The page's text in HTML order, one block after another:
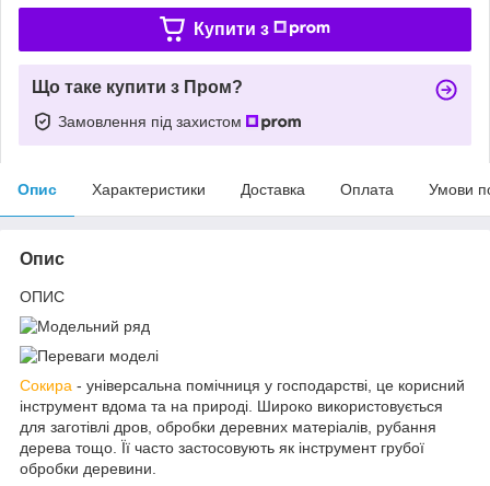
Купити з
Що таке купити з Пром?
Замовлення під захистом
Опис Характеристики Доставка Оплата Умови
Опис
ОПИС
Сокира - універсальна помічниця у господарстві, це корисний
інструмент вдома та на природі. Широко використовується
для заготівлі дров, обробки деревних матеріалів, рубання
дерева тощо. Її часто застосовують як інструмент грубої
обробки деревини.